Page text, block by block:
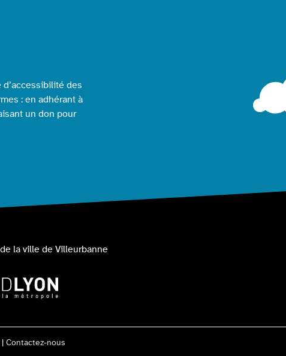
des
: en adhérant à
un don pour
la ville de Villeurbanne
Contactez-nous